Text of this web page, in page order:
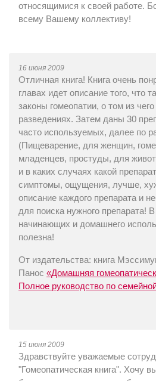
относящимися к своей работе.
всему Вашему коллективу!
16 июня 2009
Отличная книга! Книга очень
главах идет описание того, что
законы гомеопатии, о том из
разведениях. Затем даны 30
часто используемых, далее по
(Пищеварение, для женщин,
младенцев, простуды, для
и в каких случаях какой
симптомы, ощущения, лучше,
описание каждого препарата и
для поиска нужного препарата!
начинающих и домашнего
полезна!
От издательства: книга
Панос «Домашняя
Полное руководство по
15 июня 2009
Здравствуйте уважаемые
"Гомеопатическая книга". Хочу